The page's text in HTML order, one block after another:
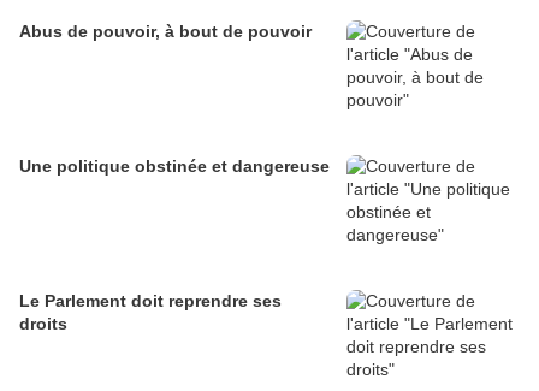
Abus de pouvoir, à bout de pouvoir
Une politique obstinée et dangereuse
Le Parlement doit reprendre ses
droits